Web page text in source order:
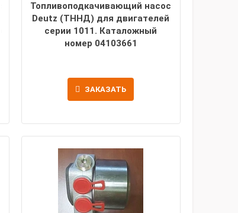
Топливоподкачивающий насос
Deutz (ТННД) для двигателей
серии 1011. Каталожный
номер 04103661
ЗАКАЗАТЬ